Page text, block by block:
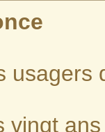
usagers
vingt